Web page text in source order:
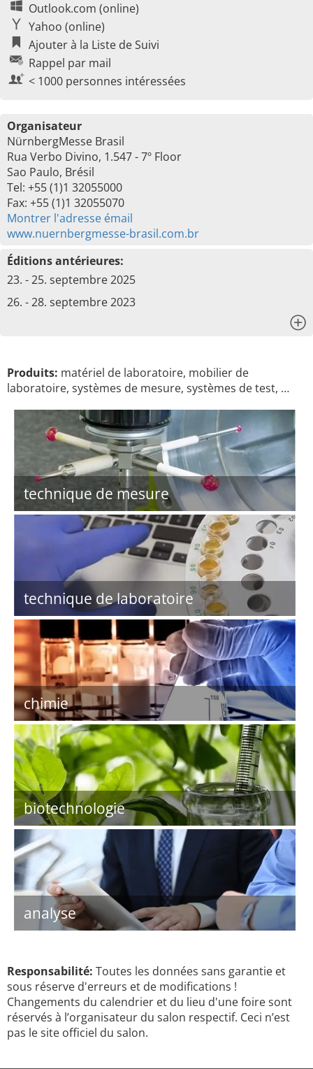
Outlook.com (online)
Yahoo (online)
Ajouter à la Liste de Suivi
Rappel par mail
< 1000 personnes intéressées
Organisateur
NürnbergMesse Brasil
Rua Verbo Divino, 1.547 - 7º Floor
Sao Paulo, Brésil
Tel: +55 (1)1 32055000
Fax: +55 (1)1 32055070
Montrer l'adresse émail
www.nuernbergmesse-brasil.com.br
Éditions antérieures:
23. - 25. septembre 2025
26. - 28. septembre 2023
Produits: matériel de laboratoire, mobilier de
laboratoire, systèmes de mesure, systèmes de test, …
technique de mesure
technique de laboratoire
chimie
biotechnologie
analyse
Responsabilité: Toutes les données sans garantie et
sous réserve d'erreurs et de modifications !
Changements du calendrier et du lieu d'une foire sont
réservés à l’organisateur du salon respectif. Ceci n’est
pas le site officiel du salon.